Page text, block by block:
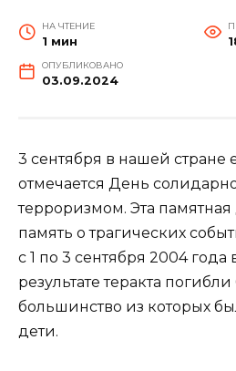
НА ЧТЕНИЕ
1 мин
ОПУБЛИКОВАНО
03.09.2024
3 сентября в нашей стране
отмечается День
терроризмом. Эта памятная
память о трагических
с 1 по 3 сентября 2004 года
результате теракта
большинство из которых
дети.